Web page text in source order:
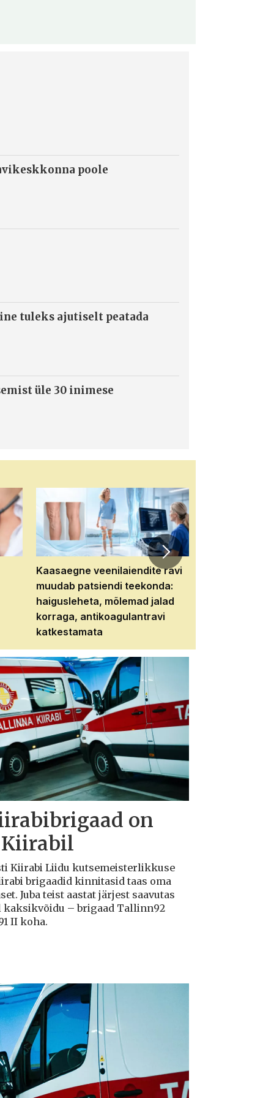
poole
tuleks ajutiselt peatada
üle 30 inimese
Kaasaegne veenilaiendite ravi
muudab patsiendi teekonda:
haigusleheta, mõlemad jalad
korraga, antikoagulantravi
katkestamata
on
Kiirabi Liidu kutsemeisterlikkuse
brigaadid kinnitasid taas oma
Juba teist aastat järjest saavutas
– brigaad Tallinn92
II koha.